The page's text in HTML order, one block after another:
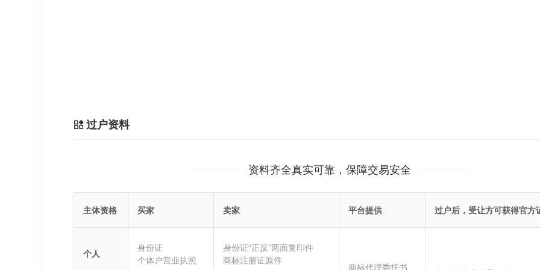
过户资料
资料齐全真实可靠，保障交易安全
主体资格 买家 卖家 平台提供 过户后，受让方可获得官方
个人
身份证
个体户营业执照
身份证“正反”两面复印件
商标注册证原件
商标代理委托书